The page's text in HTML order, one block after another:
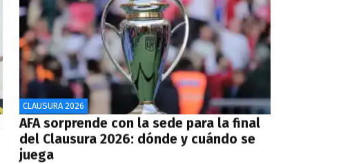
CLAUSURA 2026
AFA sorprende con la sede para la final
del Clausura 2026: dónde y cuándo se
juega